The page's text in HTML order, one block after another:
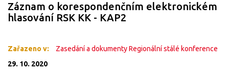
Záznam o korespondenčním elektronickém
hlasování RSK KK - KAP2
Zařazeno v:
Zasedání a dokumenty Regionální stálé konference
29. 10. 2020